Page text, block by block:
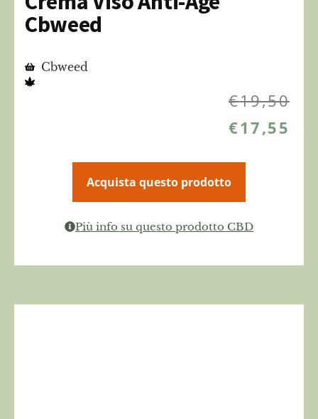
Cbweed
Cbweed
€19,50
€17,55
Acquista questo prodotto
Più info su questo prodotto CBD